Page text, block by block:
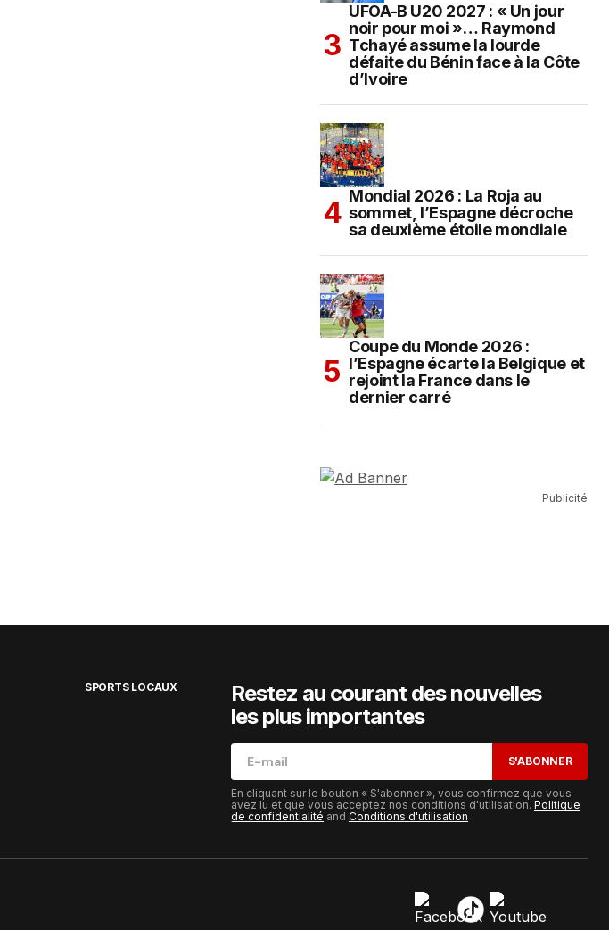
UFOA-B U20 2027 : « Un jour
noir pour moi »… Raymond
Tchayé assume la lourde
défaite du Bénin face à la Côte
d’Ivoire
Mondial 2026 : La Roja au
sommet, l’Espagne décroche
sa deuxième étoile mondiale
Coupe du Monde 2026 :
l’Espagne écarte la Belgique et
rejoint la France dans le
dernier carré
Publicité
SPORTS LOCAUX
Restez au courant des nouvelles
les plus importantes
S'ABONNER
En cliquant sur le bouton « S'abonner », vous confirmez que vous
avez lu et que vous acceptez nos conditions d'utilisation. Politique
de confidentialité and Conditions d'utilisation